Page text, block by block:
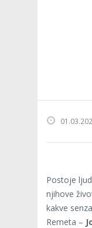
Postoje
njihove
kakve
Remeta –